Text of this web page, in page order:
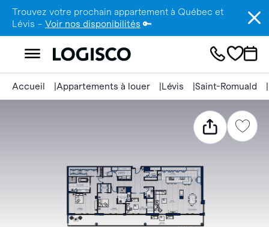
Trouvez votre prochain appartement à Québec et
Lévis – Voir nos disponibilités 🔑
Accueil Appartements à louer Lévis Saint-Romuald